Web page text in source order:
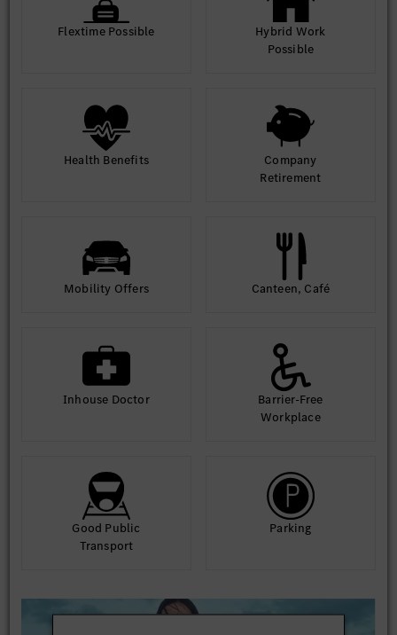
Flextime Possible
Hybrid Work
Possible
Health Benefits
Company
Retirement
Mobility Offers Canteen, Café
Inhouse Doctor
Barrier-Free
Workplace
Good Public
Transport
Parking